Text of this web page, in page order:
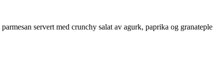
servert med crunchy salat av agurk, paprika og granateple